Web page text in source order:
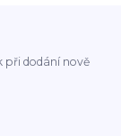
při dodání nově